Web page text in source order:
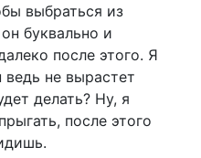
выбраться из
буквально и
после этого. Я
не вырастет
делать? Ну, я
после этого